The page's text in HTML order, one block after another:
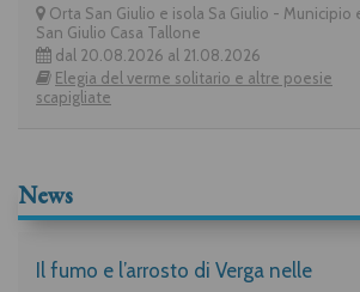
Orta San Giulio e isola Sa Giulio - Municipio
San Giulio Casa Tallone
dal 20.08.2026 al 21.08.2026
Elegia del verme solitario e altre poesie
scapigliate
News
Il fumo e l’arrosto di Verga nelle